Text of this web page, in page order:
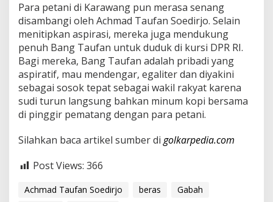
Para petani di Karawang pun merasa senang
disambangi oleh Achmad Taufan Soedirjo. Selain
menitipkan aspirasi, mereka juga mendukung
penuh Bang Taufan untuk duduk di kursi DPR RI.
Bagi mereka, Bang Taufan adalah pribadi yang
aspiratif, mau mendengar, egaliter dan diyakini
sebagai sosok tepat sebagai wakil rakyat karena
sudi turun langsung bahkan minum kopi bersama
di pinggir pematang dengan para petani.
Silahkan baca artikel sumber di golkarpedia.com
Post Views: 366
Achmad Taufan Soedirjo beras Gabah